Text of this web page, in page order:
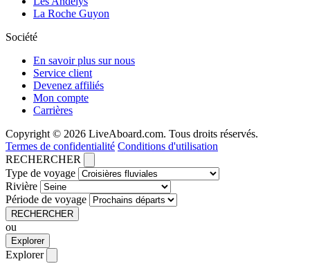
La Roche Guyon
Société
En savoir plus sur nous
Service client
Devenez affiliés
Mon compte
Carrières
Copyright © 2026 LiveAboard.com. Tous droits réservés.
Termes de confidentialité Conditions d'utilisation
RECHERCHER
Type de voyage
Rivière
Période de voyage
RECHERCHER
ou
Explorer
Explorer